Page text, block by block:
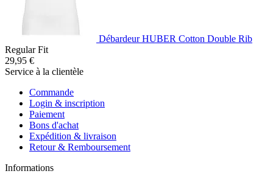
Débardeur HUBER Cotton Double Rib
Regular Fit
29,95 €
Service à la clientèle
Commande
Login & inscription
Paiement
Bons d'achat
Expédition & livraison
Retour & Remboursement
Informations